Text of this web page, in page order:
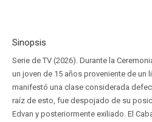
Sinopsis
Serie de TV (2026). Durante la
un joven de 15 años proveniente de un
manifestó una clase considerada
raíz de esto, fue despojado de su
Edvan y posteriormente exiliado. El